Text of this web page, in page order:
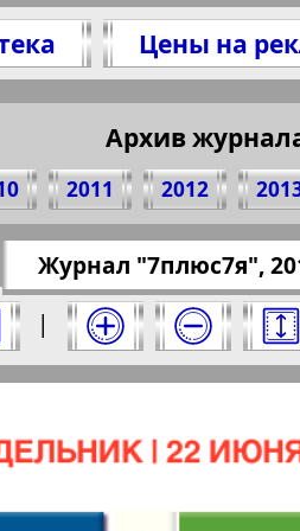
Цены на
Архив
2011 2012
год. Выберите
Журнал "7плюс7я",
|
Номер: 25,
2 3
38 стр.
(Нажмите, чтобы
?pub=7-plus-